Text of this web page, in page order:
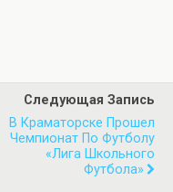
Следующая Запись
В Краматорске Прошел
Чемпионат По Футболу
«Лига Школьного
Футбола»